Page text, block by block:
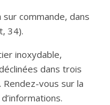
commande, dans
34).
inoxydable,
dans trois
vous sur la